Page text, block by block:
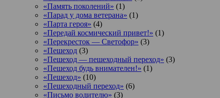
«Память поколений» (1)
«Парад у дома ветерана» (1)
«Парта героя» (4)
«Передай космический привет!» (1)
«Перекресток — Светофор» (3)
«Пешеход (3)
«Пешеход — пешеходный переход» (3)
«Пешеход будь внимателен!» (1)
«Пешеход» (10)
«Пешеходный переход» (6)
«Письмо водителю» (3)